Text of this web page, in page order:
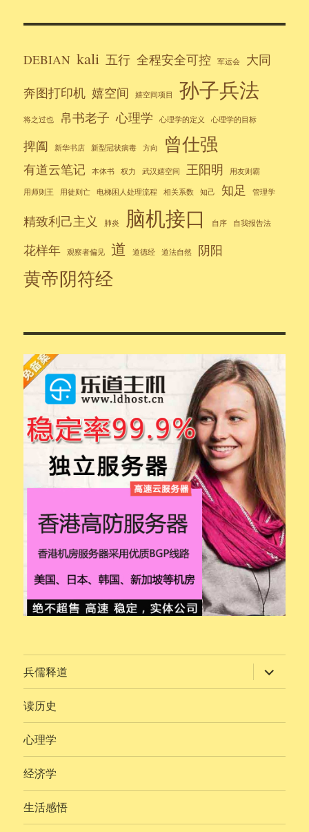
DEBIAN kali 五行 全程安全可控 军运会
大同
奔图打印机 嬉空间 嬉空间项目 孙子兵法
将之过也 帛书老子 心理学 心理学的定义 心理学的目标
捭阖 新华书店 新型冠状病毒 方向 曾仕强
有道云笔记 本体书 权力 武汉嬉空间 王阳明 用友则霸
用师则王 用徒则亡 电梯困人处理流程 相关系数 知己 知足 管理学
精致利己主义 肺炎 脑机接口 自序 自我报告法
花样年 观察者偏见 道 道德经 道法自然 阴阳
黄帝阴符经
兵儒释道 展
开
子
读历史
心理学
经济学
生活感悟